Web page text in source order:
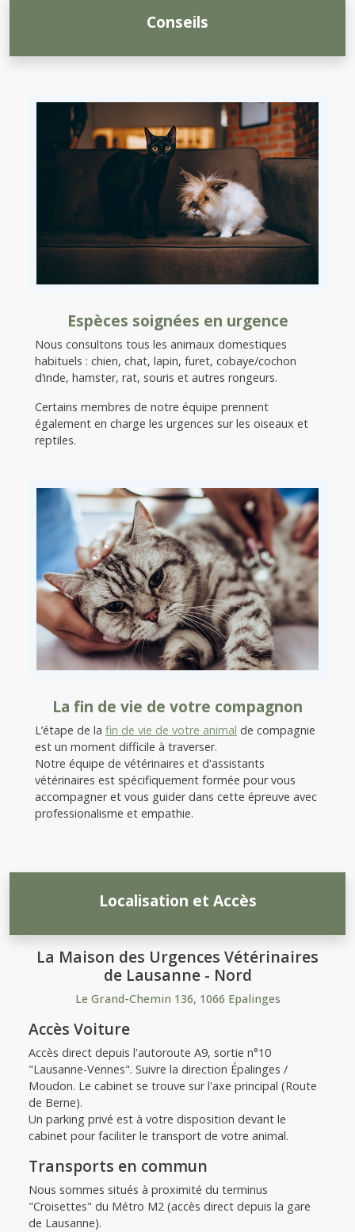
Conseils
Espèces soignées en urgence
Nous consultons tous les animaux domestiques
habituels : chien, chat, lapin, furet, cobaye/cochon
d’inde, hamster, rat, souris et autres rongeurs.
Certains membres de notre équipe prennent
également en charge les urgences sur les oiseaux et
reptiles.
La fin de vie de votre compagnon
L’étape de la fin de vie de votre animal de compagnie
est un moment difficile à traverser.
Notre équipe de vétérinaires et d'assistants
vétérinaires est spécifiquement formée pour vous
accompagner et vous guider dans cette épreuve avec
professionalisme et empathie.
Localisation et Accès
La Maison des Urgences Vétérinaires
de Lausanne - Nord
Le Grand-Chemin 136, 1066 Epalinges
Accès Voiture
Accès direct depuis l'autoroute A9, sortie n°10
"Lausanne-Vennes". Suivre la direction Épalinges /
Moudon. Le cabinet se trouve sur l'axe principal (Route
de Berne).
Un parking privé est à votre disposition devant le
cabinet pour faciliter le transport de votre animal.
Transports en commun
Nous sommes situés à proximité du terminus
"Croisettes" du Métro M2 (accès direct depuis la gare
de Lausanne).